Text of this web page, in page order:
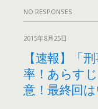
NO RESPONSES
2015年8月25日
【速報】「
率！あらす
意！最終回